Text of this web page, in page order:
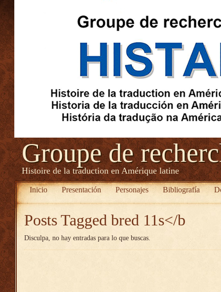
Groupe de
Histoire de la traduction en Amérique latine
Inicio Presentación Personajes Bibliografía
Posts Tagged bred 11s</b
Disculpa, no hay entradas para lo que buscas.